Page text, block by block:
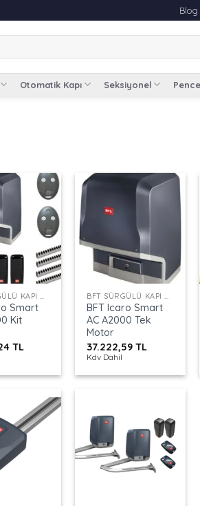
Blog
Otomatik Kapı Seksiyonel
Smart
Kit
TL
+
BFT Icaro Smart
AC A2000 Tek
Motor
37.222,59TL
Kdv Dahil